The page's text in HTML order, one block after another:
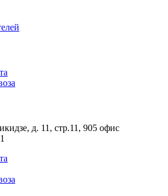
д. 11, стр.11, ​905 офис